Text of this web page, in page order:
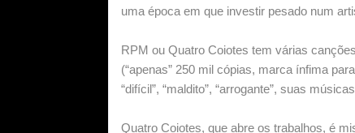
uma época em que investir pesado num
RPM ou Quatro Coiotes tem várias
(“apenas” 250 mil cópias, marca ínfima
“difícil”, “maldito”, “arrogante”, suas
Quatro Coiotes, que abre os trabalhos, é